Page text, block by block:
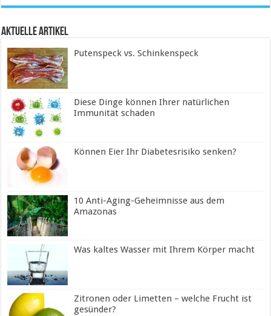
Aktuelle Artikel
Putenspeck vs. Schinkenspeck
Diese Dinge können Ihrer natürlichen
Immunität schaden
Können Eier Ihr Diabetesrisiko senken?
10 Anti-Aging-Geheimnisse aus dem
Amazonas
Was kaltes Wasser mit Ihrem Körper macht
Zitronen oder Limetten – welche Frucht ist
gesünder?